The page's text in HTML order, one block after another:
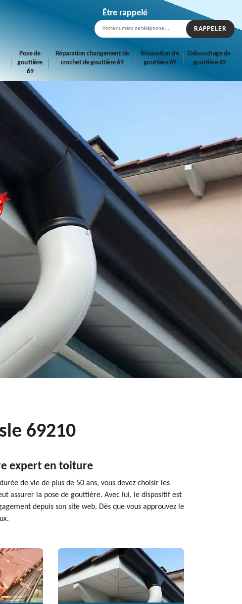
Être rappelé
Pose de
gouttière
69
Réparation changement de
crochet de gouttière 69
Réparation de
gouttière 69
Débouchage de
gouttière 69
69210
expert en toiture
de vie de plus de 50 ans, vous devez choisir les
assurer la pose de gouttière. Avec lui, le dispositif est
depuis son site web. Dès que vous approuvez le